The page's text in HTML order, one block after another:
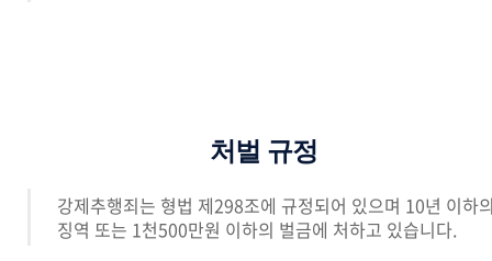
처벌 규정
강제추행죄는 형법 제298조에 규정되어 있으며 10년 이하
징역 또는 1천500만원 이하의 벌금에 처하고 있습니다.